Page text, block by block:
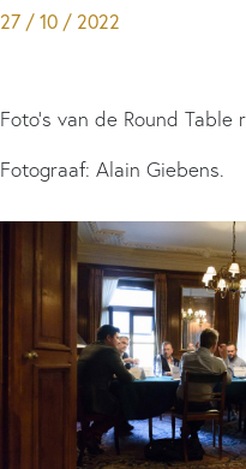
27 / 10 / 2022
Foto’s van de Round
Fotograaf: Alain Giebens.